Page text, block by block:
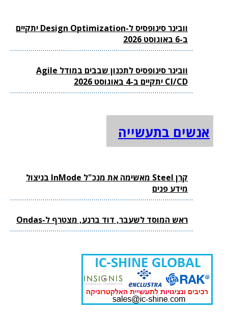
וובינר סינופסיס ל-Design Optimization יתקיים
ב-6 באוגוסט 2026
וובינר סינופסיס לתכנון שבבים במודל Agile
CI/CD יתקיים ב-4 באוגוסט 2026
אנשים בתעשייה
קרן Steel מאשימה את מנכ"ל InMode בניצול
מידע פנים
ראש המוסד לשעבר, דוד ברנע, מצטרף ל-Ondas